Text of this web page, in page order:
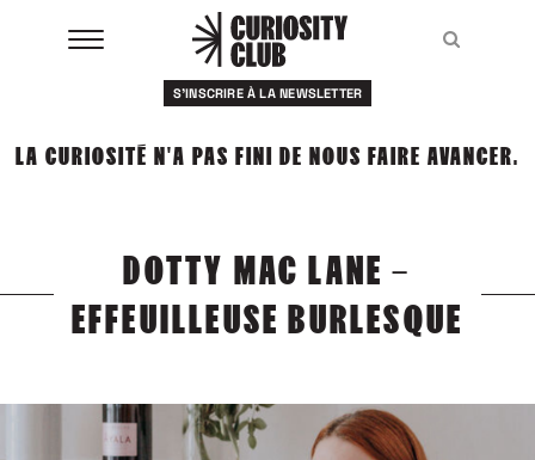
RESSOURCES
À PROPOS
S'INSCRIRE À LA NEWSLETTER
LA CURIOSITÉ N'A PAS FINI DE NOUS FAIRE AVANCER.
DOTTY MAC LANE –
EFFEUILLEUSE BURLESQUE